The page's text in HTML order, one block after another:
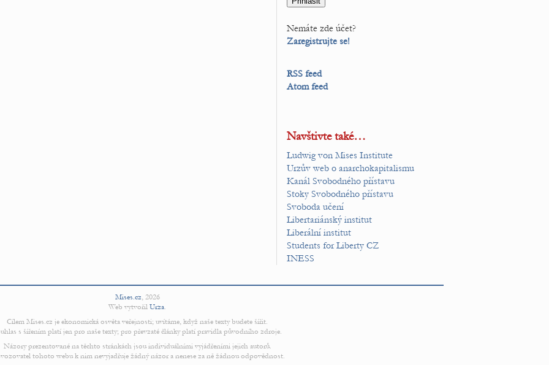
Nemáte zde účet?
Zaregistrujte se!
RSS feed
Atom feed
Navštivte také…
Ludwig von Mises Institute
Urzův web o anarchokapitalismu
Kanál Svobodného přístavu
Stoky Svobodného přístavu
Svoboda učení
Libertariánský institut
Liberální institut
Students for Liberty CZ
INESS
Mises.cz, 2026
Web vytvořil Urza.
Cílem Mises.cz je ekonomická osvěta veřejnosti; uvítáme, když naše texty budete šířit.
s šířením platí jen pro naše texty; pro převzaté články platí pravidla původního zdroje.
Názory prezentované na těchto stránkách jsou individuálními vyjádřeními jejich autorů.
tohoto webu k nim nevyjadřuje žádný názor a nenese za ně žádnou odpovědnost.